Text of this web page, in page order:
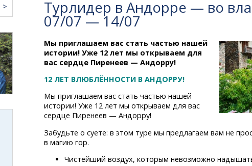
Турлидер в Андорре — во
07/07 — 14/07
Мы приглашаем вас стать частью нашей
истории! Уже 12 лет мы открываем для
вас сердце Пиренеев — Андорру!
12 ЛЕТ ВЛЮБЛЁННОСТИ В АНДОРРУ!
Мы приглашаем вас стать частью нашей
истории! Уже 12 лет мы открываем для вас
сердце Пиренеев — Андорру!
Забудьте о суете: в этом туре мы предлагаем вам не
в магию гор.
Чистейший воздух, которым невозможно